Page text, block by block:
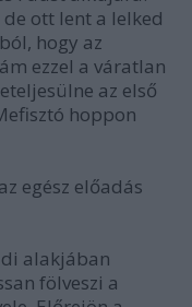
ott lent a lelked
hogy az
ezzel a váratlan
az első
hoppon
egész előadás
alakjában
fölveszi a